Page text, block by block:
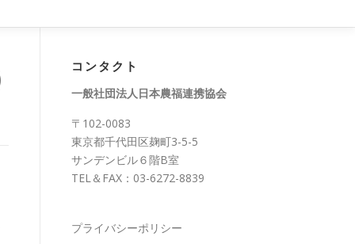
コンタクト
一般社団法人日本農福連携協会
〒102-0083
東京都千代田区麹町3-5-5
サンデンビル６階B室
TEL＆FAX：03-6272-8839
プライバシーポリシー